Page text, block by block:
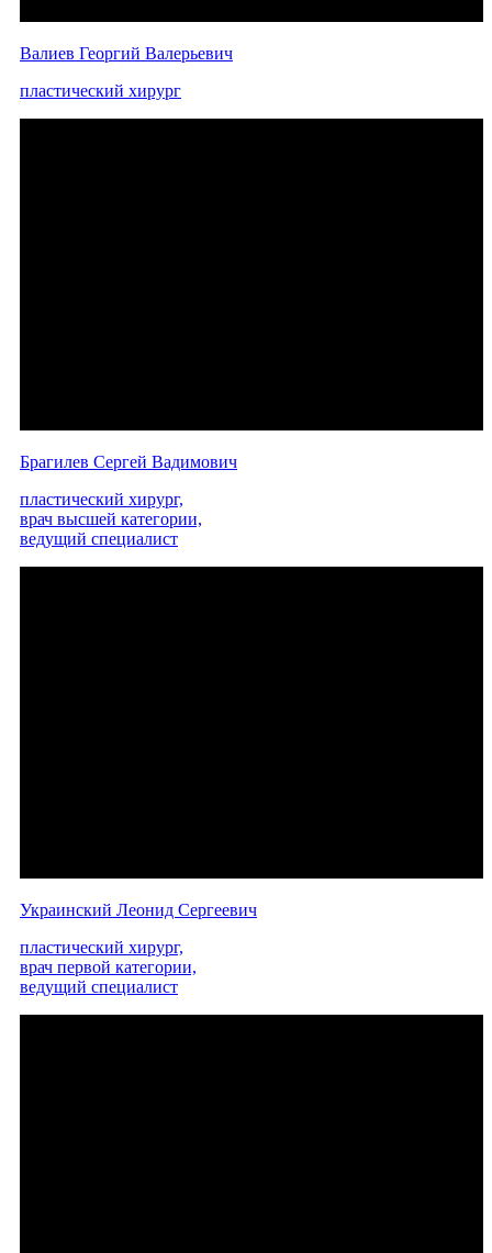
Валиев Георгий Валерьевич
пластический хирург
Брагилев Сергей Вадимович
пластический хирург,
врач высшей категории,
ведущий специалист
Украинский Леонид Сергеевич
пластический хирург,
врач первой категории,
ведущий специалист